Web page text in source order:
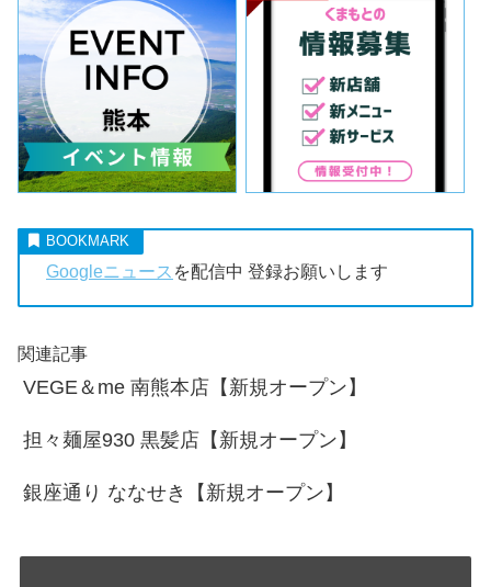
Googleニュース を配信中 登録お願いします
関連記事
VEGE＆me 南熊本店【新規オープン】
担々麺屋930 黒髪店【新規オープン】
銀座通り ななせき【新規オープン】